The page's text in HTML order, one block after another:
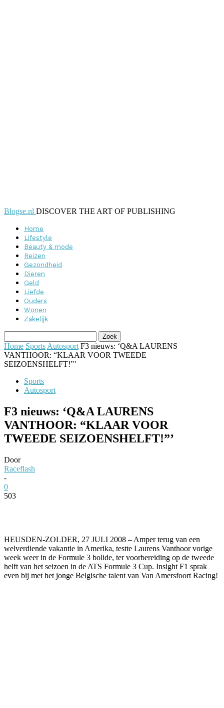
Blogse.nl DISCOVER THE ART OF PUBLISHING
Home
Lifestyle
Beauty & mode
Reizen
Gezondheid
Dieren
Geld
Liefde
Ouders
Wonen
Zakelijk
Home Sports Autosport F3 nieuws: ‘Q&A LAURENS
VANTHOOR: “KLAAR VOOR TWEEDE
SEIZOENSHELFT!”’
Sports
Autosport
F3 nieuws: ‘Q&A LAURENS
VANTHOOR: “KLAAR VOOR
TWEEDE SEIZOENSHELFT!”’
Door
Raceflash
-
0
503
HEUSDEN-ZOLDER, 27 JULI 2008 – Amper terug van een
welverdiende vakantie in Amerika, testte Laurens Vanthoor vorige
week weer in de Formule 3 bolide, ter voorbereiding op de tweede
helft van het seizoen in de ATS Formule 3 Cup. Insight F1 sprak
even bij met het jonge Belgische talent van Van Amersfoort Racing!